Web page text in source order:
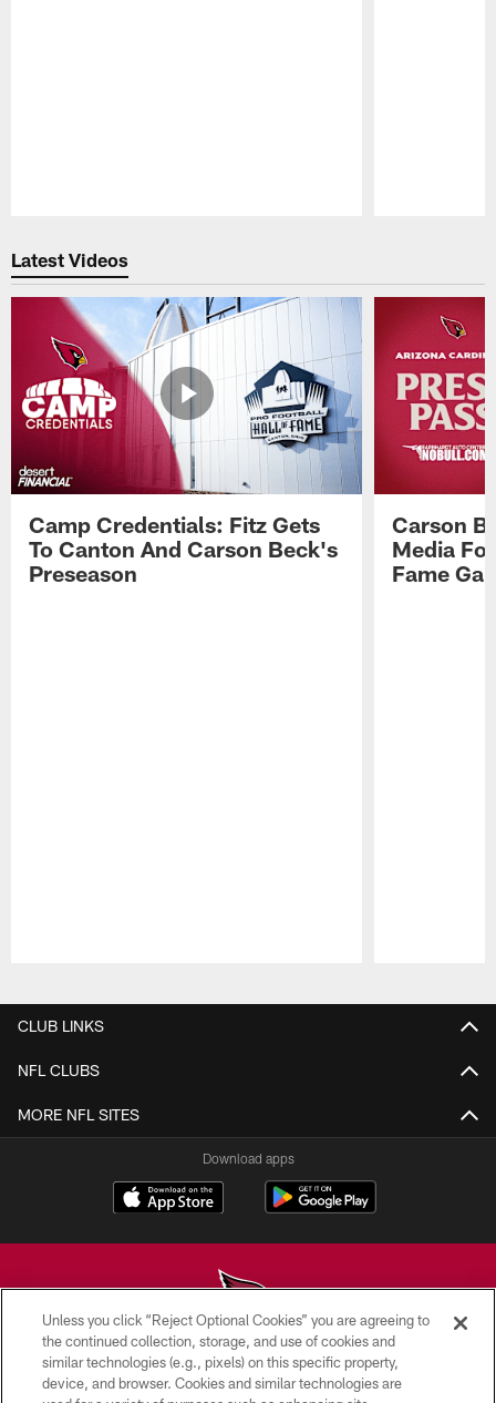
Latest Videos
Camp Credentials: Fitz Gets
To Canton And Carson Beck's
Preseason
Carson
Media
Fame
CLUB LINKS
NFL CLUBS
MORE NFL SITES
Download apps
© 2026 ARIZONA CARDINALS. ALL RIGHTS RESERVED.
Unless you click “Reject Optional Cookies” you are agreeing to
the continued collection, storage, and use of cookies and
similar technologies (e.g., pixels) on this specific property,
device, and browser. Cookies and similar technologies are